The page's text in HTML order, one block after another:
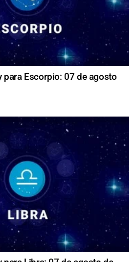
para Escorpio: 07 de agosto